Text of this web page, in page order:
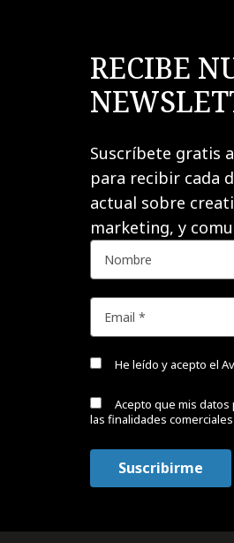
RECIBE
Suscríbete gratis
para recibir cada
actual sobre
marketing, y
He leído y acepto el
Acepto que mis
las finalidades